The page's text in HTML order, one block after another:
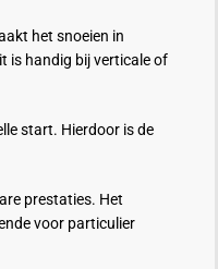
het snoeien in
is handig bij verticale of
start. Hierdoor is de
prestaties. Het
voor particulier